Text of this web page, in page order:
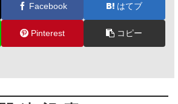
Facebook はてブ
Pinterest コピー